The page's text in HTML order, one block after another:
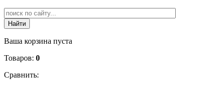
Ваша корзина пуста
Товаров: 0
Сравнить: